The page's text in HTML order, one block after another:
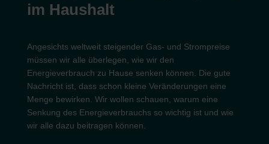
im Haushalt
Angesichts weltweit steigender Gas- und Strompreise
müssen wir alle überlegen, wie wir den
Energieverbrauch zu Hause senken können. Die gute
Nachricht ist, dass schon kleine Veränderungen eine
Menge bewirken. Wir wollen schauen, warum eine
Senkung des Energieverbrauchs so wichtig ist und wie
wir alle dazu beitragen können.